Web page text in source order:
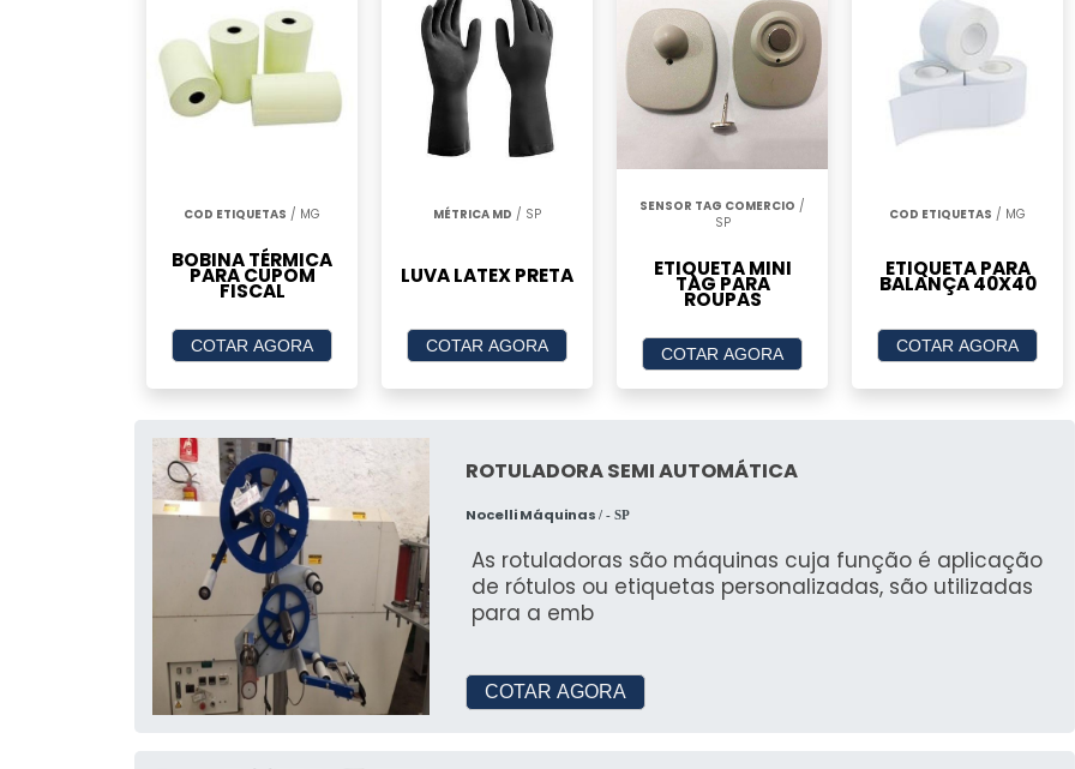
COD ETIQUETAS / MG
BOBINA TÉRMICA
PARA CUPOM
FISCAL
COTAR AGORA
MÉTRICA MD / SP
LUVA LATEX PRETA
COTAR AGORA
SENSOR TAG COMERCIO /
SP
ETIQUETA MINI
TAG PARA
ROUPAS
COTAR AGORA
COD ETIQUETAS / MG
ETIQUETA PARA
BALANÇA 40X40
COTAR AGORA
ROTULADORA SEMI AUTOMÁTICA
Nocelli Máquinas/ - SP
As rotuladoras são máquinas cuja função é aplicação
de rótulos ou etiquetas personalizadas, são utilizadas
para a emb
COTAR AGORA